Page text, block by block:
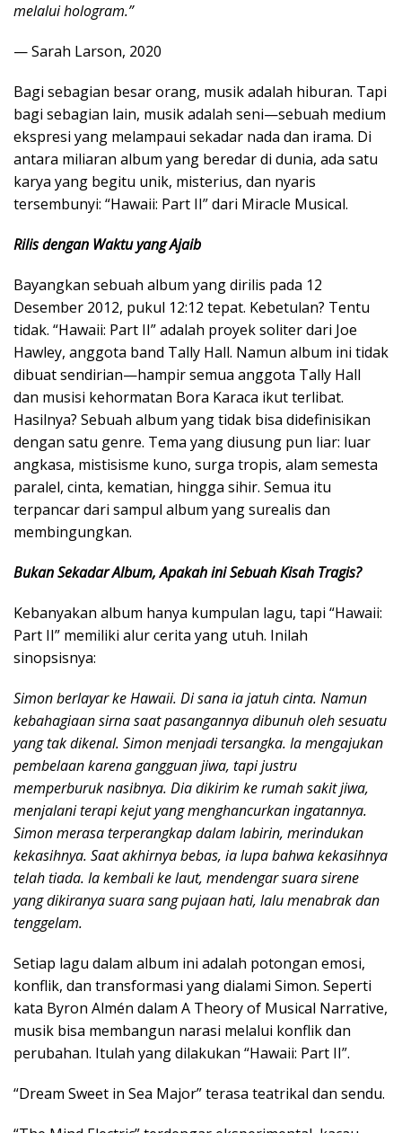
melalui hologram.”
— Sarah Larson, 2020
Bagi sebagian besar orang, musik adalah hiburan. Tapi
bagi sebagian lain, musik adalah seni—sebuah medium
ekspresi yang melampaui sekadar nada dan irama. Di
antara miliaran album yang beredar di dunia, ada satu
karya yang begitu unik, misterius, dan nyaris
tersembunyi: “Hawaii: Part II” dari Miracle Musical.
Rilis dengan Waktu yang Ajaib
Bayangkan sebuah album yang dirilis pada 12
Desember 2012, pukul 12:12 tepat. Kebetulan? Tentu
tidak. “Hawaii: Part II” adalah proyek soliter dari Joe
Hawley, anggota band Tally Hall. Namun album ini tidak
dibuat sendirian—hampir semua anggota Tally Hall
dan musisi kehormatan Bora Karaca ikut terlibat.
Hasilnya? Sebuah album yang tidak bisa didefinisikan
dengan satu genre. Tema yang diusung pun liar: luar
angkasa, mistisisme kuno, surga tropis, alam semesta
paralel, cinta, kematian, hingga sihir. Semua itu
terpancar dari sampul album yang surealis dan
membingungkan.
Bukan Sekadar Album, Apakah ini Sebuah Kisah Tragis?
Kebanyakan album hanya kumpulan lagu, tapi “Hawaii:
Part II” memiliki alur cerita yang utuh. Inilah
sinopsisnya:
Simon berlayar ke Hawaii. Di sana ia jatuh cinta. Namun
kebahagiaan sirna saat pasangannya dibunuh oleh sesuatu
yang tak dikenal. Simon menjadi tersangka. Ia mengajukan
pembelaan karena gangguan jiwa, tapi justru
memperburuk nasibnya. Dia dikirim ke rumah sakit jiwa,
menjalani terapi kejut yang menghancurkan ingatannya.
Simon merasa terperangkap dalam labirin, merindukan
kekasihnya. Saat akhirnya bebas, ia lupa bahwa kekasihnya
telah tiada. Ia kembali ke laut, mendengar suara sirene
yang dikiranya suara sang pujaan hati, lalu menabrak dan
tenggelam.
Setiap lagu dalam album ini adalah potongan emosi,
konflik, dan transformasi yang dialami Simon. Seperti
kata Byron Almén dalam A Theory of Musical Narrative,
musik bisa membangun narasi melalui konflik dan
perubahan. Itulah yang dilakukan “Hawaii: Part II”.
“Dream Sweet in Sea Major” terasa teatrikal dan sendu.